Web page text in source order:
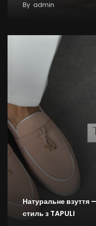
By admin
Натуральне взуття
стиль з TAPULI